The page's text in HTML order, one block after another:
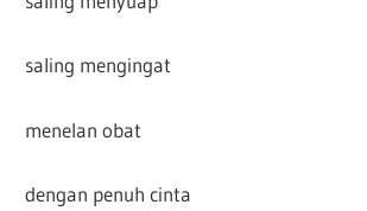
saling mengingat
menelan obat
dengan penuh cinta